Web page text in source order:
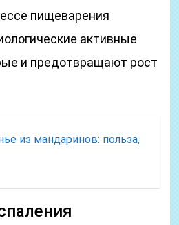
пищеварения
активные
и предотвращают рост
из мандаринов: польза,